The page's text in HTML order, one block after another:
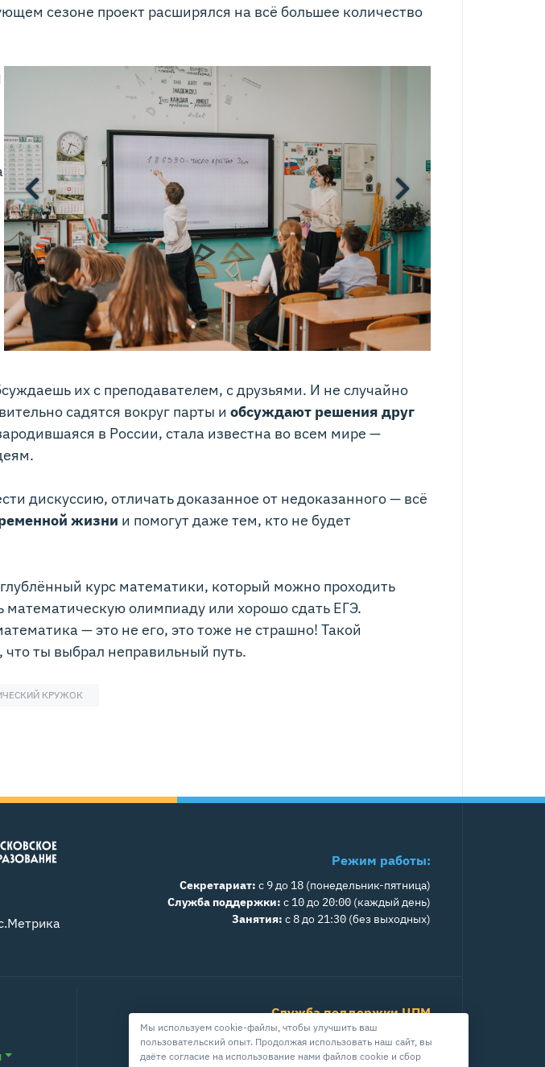
сезоне проект расширялся на всё большее количество
их с преподавателем, с друзьями. И не случайно
садятся вокруг парты и обсуждают решения друг
в России, стала известна во всем мире —
дискуссию, отличать доказанное от недоказанного — всё
жизни и помогут даже тем, кто не будет
курс математики, который можно проходить
математическую олимпиаду или хорошо сдать ЕГЭ.
— это не его, это тоже не страшно! Такой
что ты выбрал неправильный путь.
КРУЖОК
Режим работы:
Секретариат: с 9 до 18 (понедельник-пятница)
Служба поддержки: с 10 до 20:00 (каждый день)
Занятия: с 8 до 21:30 (без выходных)
Служба поддержки ЦПМ
+7 800 511-39-08
info@cpm.moscow
Мы используем cookie-файлы, чтобы улучшить ваш
пользовательский опыт. Продолжая использовать наш сайт, вы
даёте согласие на использование нами файлов cookie и сбор